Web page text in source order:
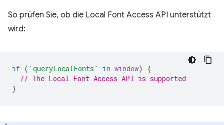
So prüfen Sie, ob die Local Font Access API unterstützt
wird:
if ( 'queryLocalFonts' in window)
{
// The Local Font Access API is supported
}